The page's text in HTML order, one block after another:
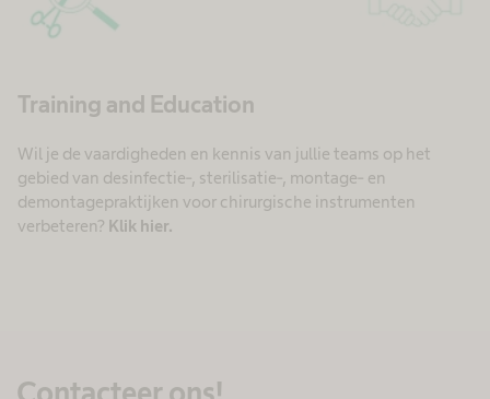
Training and Education
Wil je de vaardigheden en kennis van jullie teams op het
gebied van desinfectie-, sterilisatie-, montage- en
demontagepraktijken voor chirurgische instrumenten
verbeteren? Klik hier.